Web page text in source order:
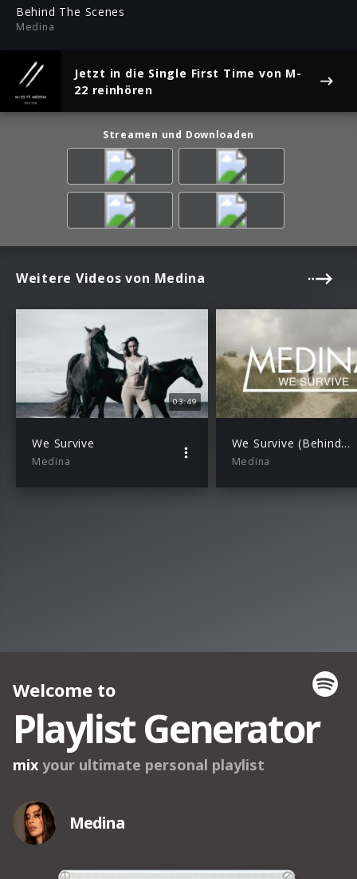
Behind The Scenes
Medina
Jetzt in die Single First Time von M-
22 reinhören
Streamen und Downloaden
Weitere Videos von Medina
03:49
We Survive
Medina
We Survive (Behind The Scenes – Part 1)
Medina